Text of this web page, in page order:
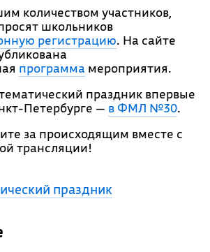
количеством участников,
школьников
регистрацию. На сайте
программа мероприятия.
праздник впервые
Петербурге — в ФМЛ №30.
за происходящим вместе с
трансляции!
праздник